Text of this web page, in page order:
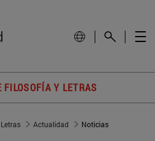
FILOSOFÍA Y LETRAS
Actualidad Noticias